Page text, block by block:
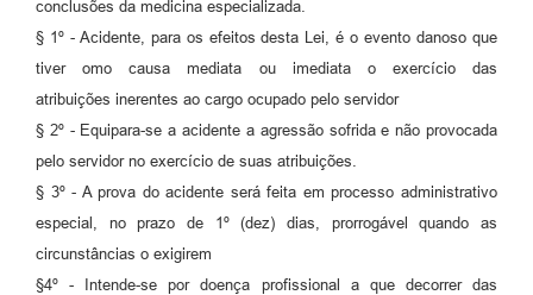
conclusões da medicina especializada.
§ 1º - Acidente, para os efeitos desta Lei, é o evento danoso que
tiver omo causa mediata ou imediata o exercício das
atribuições inerentes ao cargo ocupado pelo servidor
§ 2º - Equipara-se a acidente a agressão sofrida e não provocada
pelo servidor no exercício de suas atribuições.
§ 3º - A prova do acidente será feita em processo administrativo
especial, no prazo de 1º (dez) dias, prorrogável quando as
circunstâncias o exigirem
§4º - Intende-se por doença profissional a que decorrer das